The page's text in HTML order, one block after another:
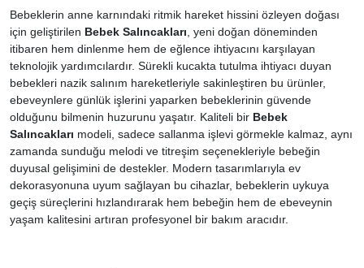
Bebeklerin anne karnındaki ritmik hareket hissini özleyen doğası
için geliştirilen Bebek Salıncakları , yeni doğan döneminden
itibaren hem dinlenme hem de eğlence ihtiyacını karşılayan
teknolojik yardımcılardır. Sürekli kucakta tutulma ihtiyacı duyan
bebekleri nazik salınım hareketleriyle sakinleştiren bu ürünler,
ebeveynlere günlük işlerini yaparken bebeklerinin güvende
olduğunu bilmenin huzurunu yaşatır. Kaliteli bir Bebek
Salıncakları modeli, sadece sallanma işlevi görmekle kalmaz, aynı
zamanda sunduğu melodi ve titreşim seçenekleriyle bebeğin
duyusal gelişimini de destekler. Modern tasarımlarıyla ev
dekorasyonuna uyum sağlayan bu cihazlar, bebeklerin uykuya
geçiş süreçlerini hızlandırarak hem bebeğin hem de ebeveynin
yaşam kalitesini artıran profesyonel bir bakım aracıdır.